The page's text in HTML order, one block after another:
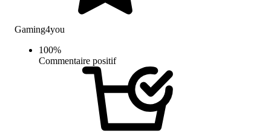
Gaming4you
100%
Commentaire positif